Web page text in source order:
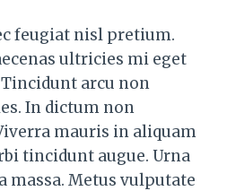
feugiat nisl pretium.
ultricies mi eget
arcu non
In dictum non
mauris in aliquam
tincidunt augue. Urna
massa. Metus vulputate